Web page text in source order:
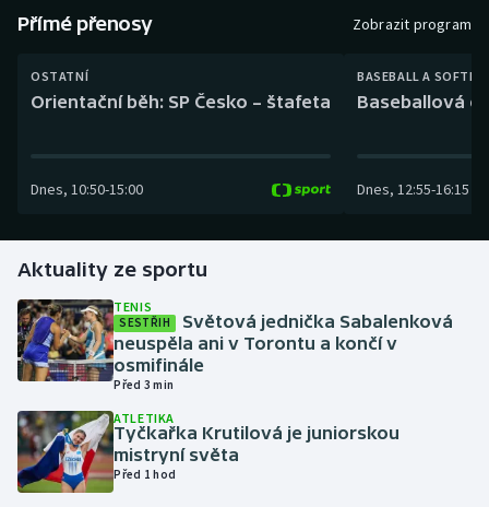
Curling
Dostihy
Gymnastika
Házená
Jezdectví
Judo
Krasobruslení
Přímé přenosy Zobrazit program
OSTATNÍ
Orientační běh: SP Česko – štafeta
Dnes, 10:50-15:00
BASEBALL A
Baseballová
Dnes, 12:55-16:15
Aktuality ze sportu
TENIS
SESTŘIH
Světová jednička Sabalenková
neuspěla ani v Torontu a končí v
osmifinále
Před 3 min
ATLETIKA
Tyčkařka Krutilová je juniorskou
mistryní světa
Před 1 hod